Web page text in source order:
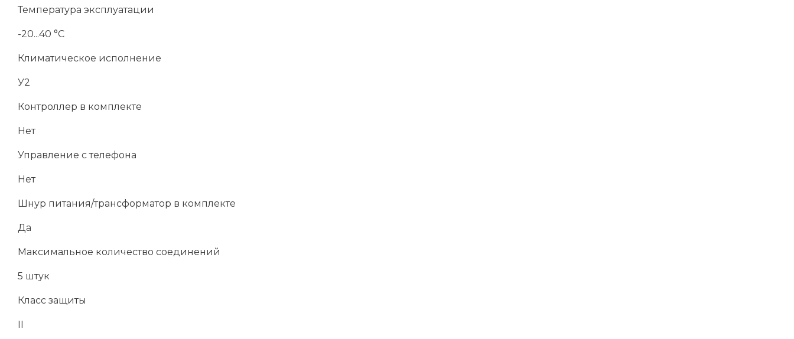
Температура эксплуатации
-20...40 °C
Климатическое исполнение
У2
Контроллер в комплекте
Нет
Управление с телефона
Нет
Шнур питания/трансформатор в комплекте
Да
Максимальное количество соединений
5 штук
Класс защиты
II